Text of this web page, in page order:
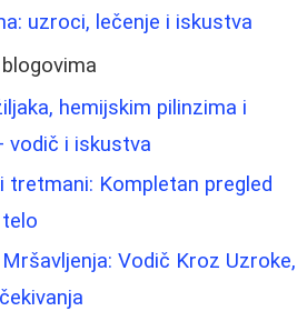
uzroci, lečenje i iskustva
hemijskim pilinzima i
vodič i iskustva
tretmani: Kompletan pregled
Vodič Kroz Uzroke,